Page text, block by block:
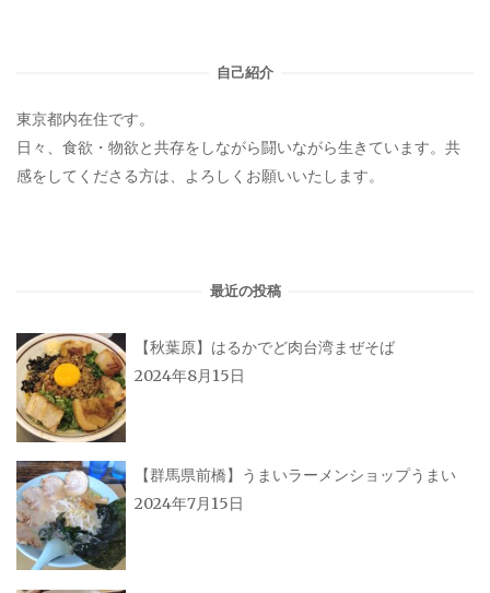
自己紹介
東京都内在住です。
日々、食欲・物欲と共存をしながら闘いながら生きています。共
感をしてくださる方は、よろしくお願いいたします。
最近の投稿
【秋葉原】はるかでど肉台湾まぜそば
2024年8月15日
【群馬県前橋】うまいラーメンショップうまい
2024年7月15日